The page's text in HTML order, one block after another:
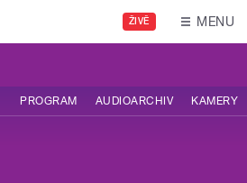
ŽIVĚ MENU
PROGRAM AUDIOARCHIV KAMERY